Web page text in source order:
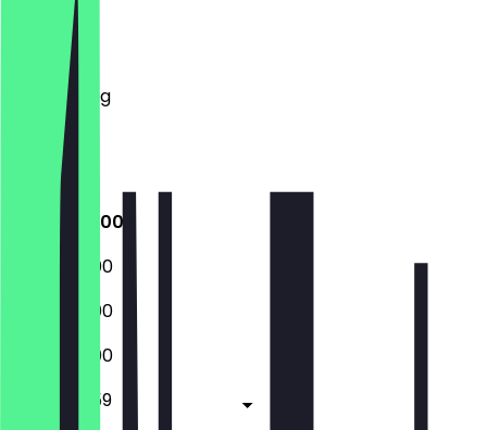
Montag
Dienstag
Mittwoch
Donnerstag
Freitag
Samstag
Sonntag
10:00 - 23:00
10:00 - 23:00
10:00 - 23:00
10:00 - 23:00
10:00 - 23:59